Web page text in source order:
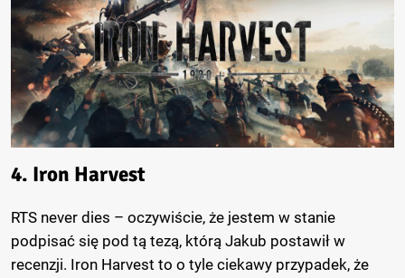
4. Iron Harvest
RTS never dies – oczywiście, że jestem w stanie
podpisać się pod tą tezą, którą Jakub postawił w
recenzji. Iron Harvest to o tyle ciekawy przypadek, że